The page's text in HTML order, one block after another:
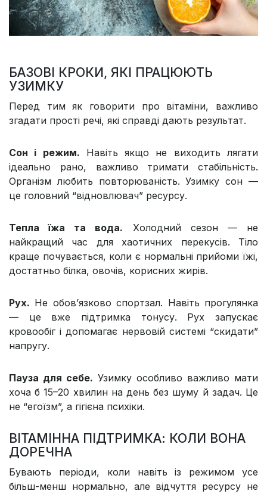
БАЗОВІ КРОКИ, ЯКІ ПРАЦЮЮТЬ
УЗИМКУ
Перед тим як говорити про вітаміни, важливо
згадати прості речі, які справді дають результат.
Сон і режим. Навіть якщо не виходить лягати
ідеально рано, важливо тримати стабільність.
Організм любить повторюваність. Узимку сон —
це головний “відновлювач” ресурсу.
Тепла їжа та вода. Холодний сезон — не
найкращий час для хаотичних перекусів. Тіло
краще почувається, коли є нормальні прийоми їжі,
достатньо білка, овочів, корисних жирів.
Рух. Не обов’язково спортзал. Навіть прогулянка
— це вже підтримка тонусу. Рух запускає
кровообіг і допомагає нервовій системі “скидати”
напругу.
Пауза для себе. Узимку особливо важливо мати
хоча б 15–20 хвилин на день без шуму й задач. Це
не “егоїзм”, а гігієна психіки.
ВІТАМІННА ПІДТРИМКА: КОЛИ ВОНА
ДОРЕЧНА
Бувають періоди, коли навіть із режимом усе
більш-менш нормально, але відчуття ресурсу не